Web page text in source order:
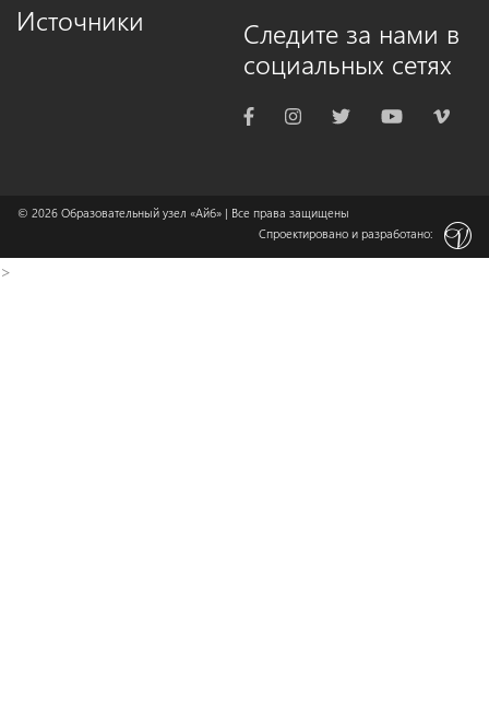
Источники
Следите за нами в
социальных сетях
© 2026 Образовательный узел «Айб» | Все права защищены
Спроектировано и разработано:
>